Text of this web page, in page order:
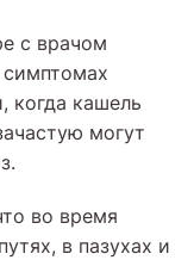
с врачом
когда кашель
могут
во время
в пазухах и